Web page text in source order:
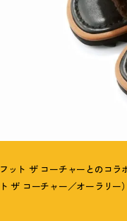
フット ザ コーチャーとのコラ
ト ザ コーチャー／オーラリー）